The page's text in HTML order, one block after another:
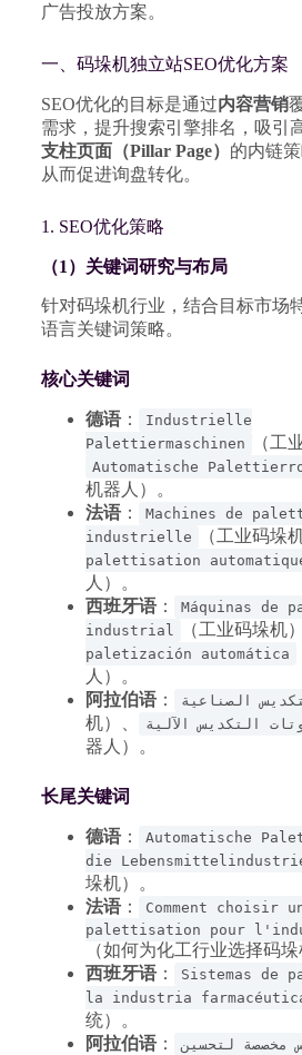
广告投放方案。
一、码垛机独立站SEO优化方案
SEO优化的目标是通过内容营销
需求，提升搜索引擎排名，吸引
支柱页面（Pillar Page） 的内链
从而促进询盘转化。
1. SEO优化策略
（1）关键词研究与布局
针对码垛机行业，结合目标市场
语言关键词策略。
核心关键词
德语：
Industrielle
Palettiermaschinen
（工
Automatische
机器人）。
法语：
Machines de
industrielle
（工业码垛
palettisation
人）。
西班牙语：
Máquinas de
industrial
（工业码垛机）
paletización automática
人）。
阿拉伯语： الصناعية
机）、
التكديس الآلية
器人）。
长尾关键词
德语：
Automatische
die
垛机）。
法语：
Comment choisir
palettisation pour
（如何为化工行业选择码垛
西班牙语：
Sistemas de
la industria
统）。
阿拉伯语： مخصصة لتحسين